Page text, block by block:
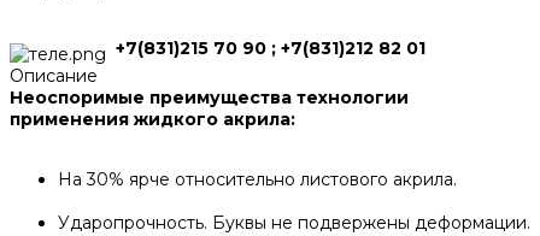
+7(831)215 70 90 ; +7(831)212 82 01
Описание
Неоспоримые преимущества технологии
применения жидкого акрила:
На 30% ярче относительно листового акрила.
Ударопрочность. Буквы не подвержены деформации.